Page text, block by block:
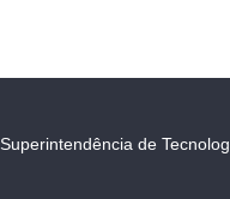
Superintendência de